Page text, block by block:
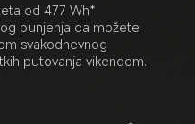
od 477 Wh*
punjenja da možete
svakodnevnog
putovanja vikendom.